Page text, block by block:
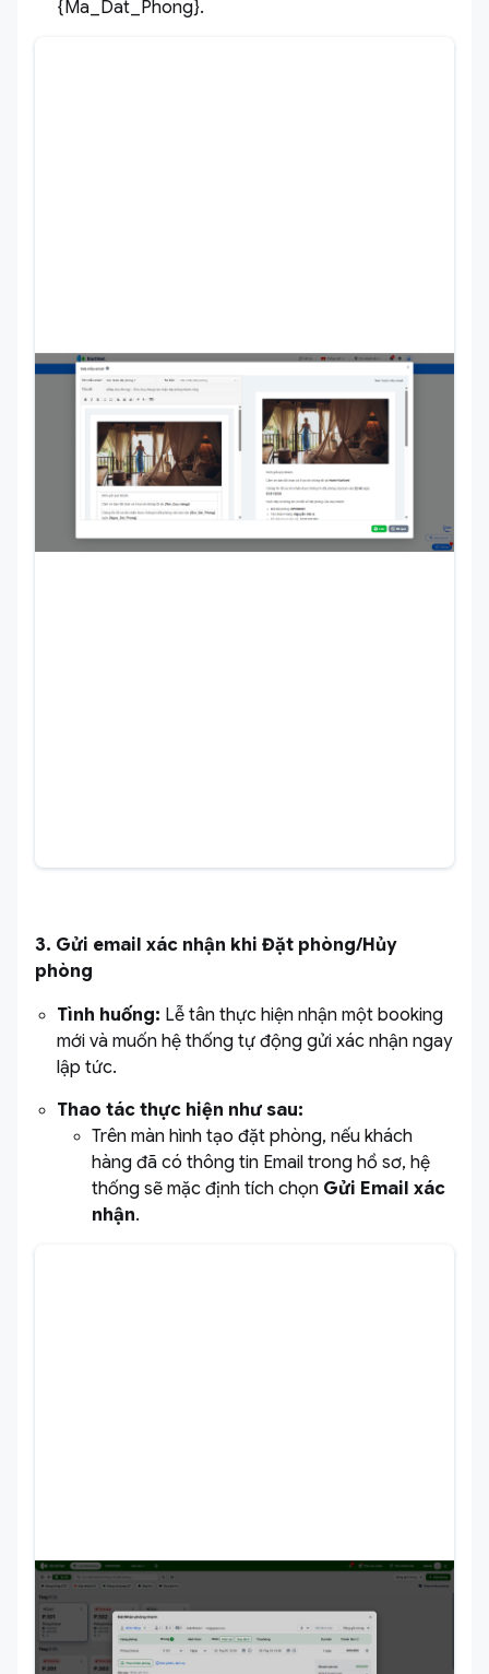
{Ma_Dat_Phong}.
3. Gửi email xác nhận khi Đặt phòng/Hủy
phòng
Tình huống: Lễ tân thực hiện nhận một booking
mới và muốn hệ thống tự động gửi xác nhận ngay
lập tức.
Thao tác thực hiện như sau:
Trên màn hình tạo đặt phòng, nếu khách
hàng đã có thông tin Email trong hồ sơ, hệ
thống sẽ mặc định tích chọn Gửi Email xác
nhận.